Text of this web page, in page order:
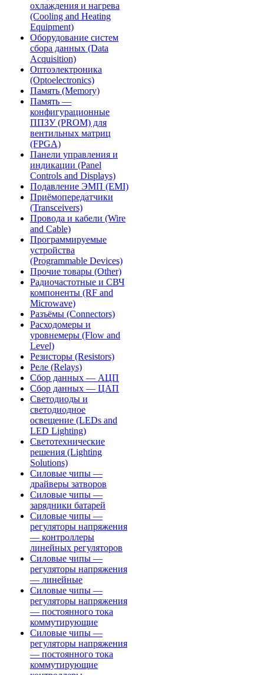
охлаждения и нагрева
(Cooling and Heating
Equipment)
Оборудование систем
сбора данных (Data
Acquisition)
Оптоэлектроника
(Optoelectronics)
Память (Memory)
Память —
конфигурационные
ППЗУ (PROM) для
вентильных матриц
(FPGA)
Панели управления и
индикации (Panel
Controls and Displays)
Подавление ЭМП (EMI)
Приёмопередатчики
(Transceivers)
Провода и кабели (Wire
and Cable)
Программируемые
устройства
(Programmable Devices)
Прочие товары (Other)
Радиочастотные и СВЧ
компоненты (RF and
Microwave)
Разъёмы (Connectors)
Расходомеры и
уровнемеры (Flow and
Level)
Резисторы (Resistors)
Реле (Relays)
Сбор данных — АЦП
Сбор данных — ЦАП
Светодиоды и
светодиодное
освещение (LEDs and
LED Lighting)
Светотехнические
решения (Lighting
Solutions)
Силовые чипы —
драйверы затворов
Силовые чипы —
зарядники батарей
Силовые чипы —
регуляторы напряжения
— контроллеры
линейных регуляторов
Силовые чипы —
регуляторы напряжения
— линейные
Силовые чипы —
регуляторы напряжения
— постоянного тока
коммутирующие
Силовые чипы —
регуляторы напряжения
— постоянного тока
коммутирующие